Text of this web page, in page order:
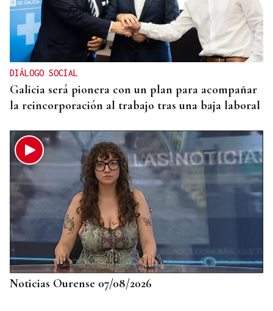
DIÁLOGO SOCIAL
Galicia será pionera con un plan para acompañar
la reincorporación al trabajo tras una baja laboral
Noticias Ourense 07/08/2026